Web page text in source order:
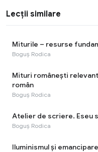
Lecții similare
Miturile – resurse
Boguș Rodica
Mituri românești
român
Boguș Rodica
Atelier de scriere. Eseu
Boguș Rodica
Iluminismul și